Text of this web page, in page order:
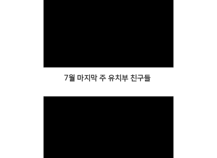
7월 마지막 주 유치부 친구들